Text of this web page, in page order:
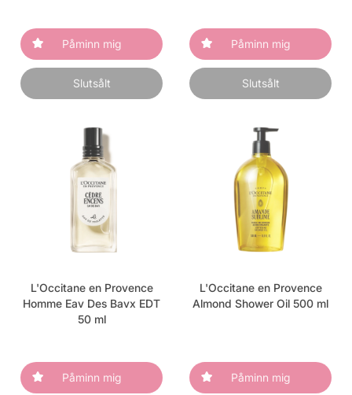
Påminn mig
Slutsålt
Påminn mig
Slutsålt
L'Occitane en Provence
Homme Eav Des Bavx EDT
50 ml
Påminn mig
L'Occitane en Provence
Almond Shower Oil 500 ml
Påminn mig